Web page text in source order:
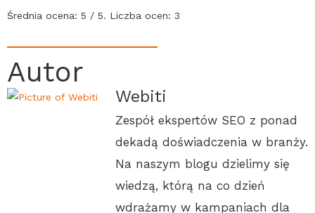
Średnia ocena: 5 / 5. Liczba ocen: 3
Autor
Webiti
Zespół ekspertów SEO z ponad
dekadą doświadczenia w branży.
Na naszym blogu dzielimy się
wiedzą, którą na co dzień
wdrażamy w kampaniach dla